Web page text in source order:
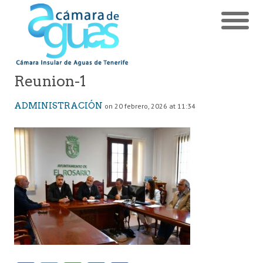
Reunion-1
ADMINISTRACIÓN on 20 febrero, 2026 at 11:34